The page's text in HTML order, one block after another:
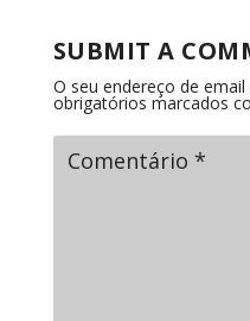
SUBMIT A
O seu endereço de
obrigatórios marcados